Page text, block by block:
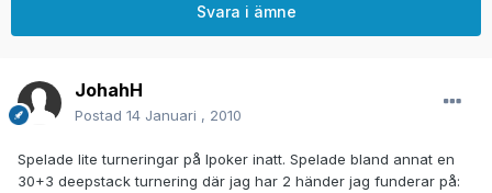
Svara i ämne
JohahH
Postad 14 Januari , 2010
Spelade lite turneringar på Ipoker inatt. Spelade bland annat en
30+3 deepstack turnering där jag har 2 händer jag funderar på: